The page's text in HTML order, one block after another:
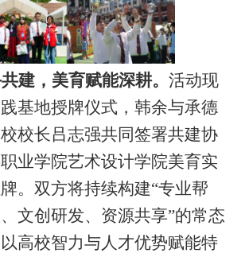
建，美育赋能深耕。 活动现
基地授牌仪式，韩余与承德
校长 吕志强共同签署共建协
职业学院艺术设计学院美育实
。双方将持续构建“专业帮
文创研发、资源共享”的常态
高校智力与人才优势赋能特